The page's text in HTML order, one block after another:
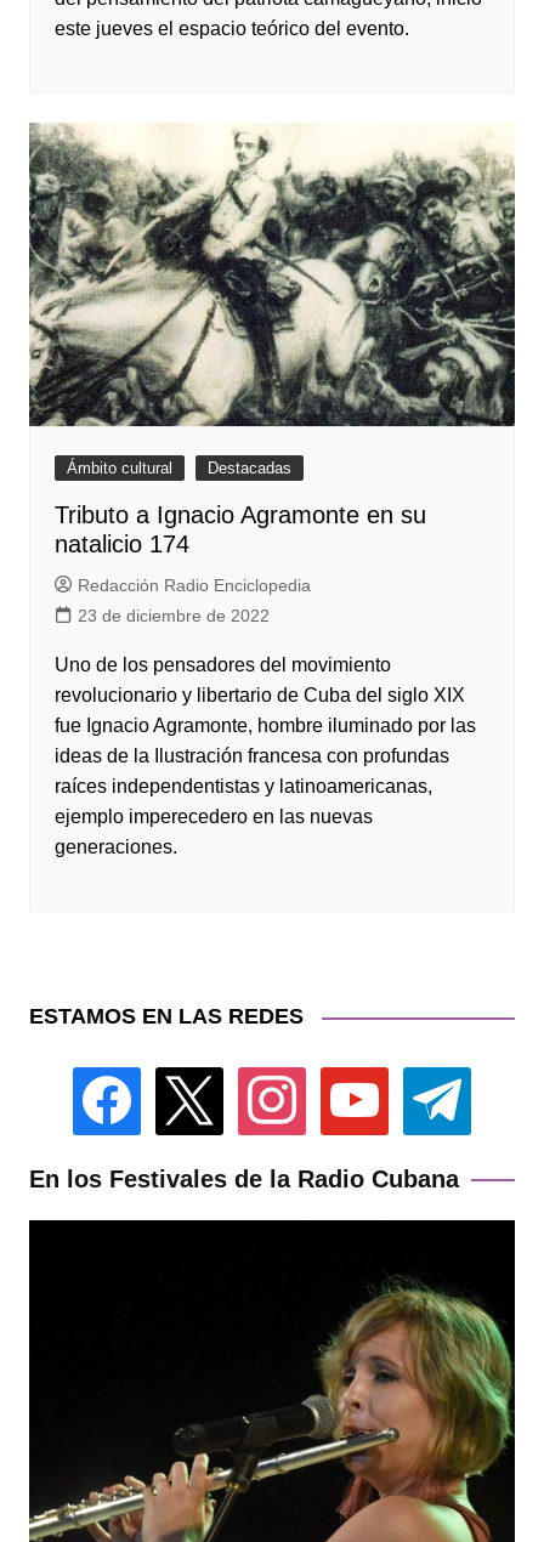
este jueves el espacio teórico del evento.
Ámbito cultural Destacadas
Tributo a Ignacio Agramonte en su
natalicio 174
Redacción Radio Enciclopedia
23 de diciembre de 2022
Uno de los pensadores del movimiento
revolucionario y libertario de Cuba del siglo XIX
fue Ignacio Agramonte, hombre iluminado por las
ideas de la Ilustración francesa con profundas
raíces independentistas y latinoamericanas,
ejemplo imperecedero en las nuevas
generaciones.
ESTAMOS EN LAS REDES
facebook instagram youtube telegram
En los Festivales de la Radio Cubana